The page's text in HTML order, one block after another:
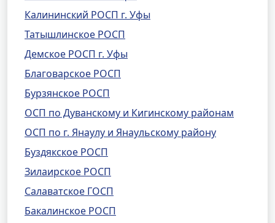
Калининский РОСП г. Уфы
Татышлинское РОСП
Демское РОСП г. Уфы
Благоварское РОСП
Бурзянское РОСП
ОСП по Дуванскому и Кигинскому районам
ОСП по г. Янаулу и Янаульскому району
Буздякское РОСП
Зилаирское РОСП
Салаватское ГОСП
Бакалинское РОСП